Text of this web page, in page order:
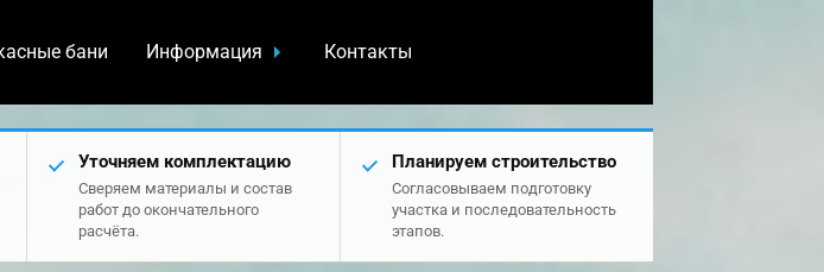
бани Информация Контакты
Уточняем комплектацию
Сверяем материалы и состав
работ до окончательного
расчёта.
Планируем строительство
Согласовываем подготовку
участка и последовательность
этапов.